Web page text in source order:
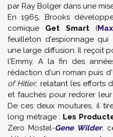
par Ray Bolger dans une
En 1965, Brooks
comique Get Smart(
feuilleton d'espionnage
une large diffusion. Il reçoit
l'Emmy. A la fin des
rédaction d'un roman puis
of Hitler, relatant les efforts
et fauchés pour redorer
De ces deux moutures, il
long métrage : Les
Zero Mostel-Gene Wilder,